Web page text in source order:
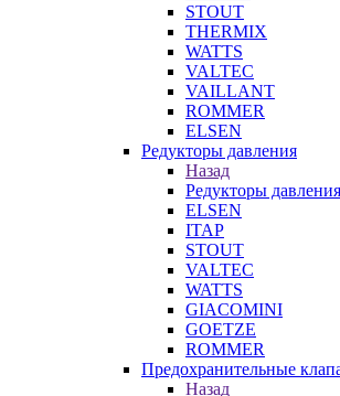
STOUT
THERMIX
WATTS
VALTEC
VAILLANT
ROMMER
ELSEN
Редукторы давления
Назад
Редукторы давления
ELSEN
ITAP
STOUT
VALTEC
WATTS
GIACOMINI
GOETZE
ROMMER
Предохранительные
Назад